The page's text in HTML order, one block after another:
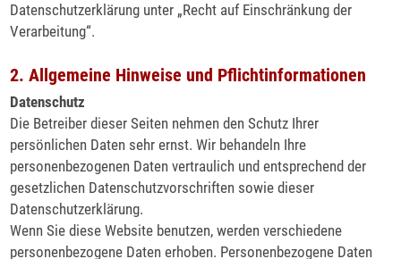
Datenschutzerklärung unter „Recht auf Einschränkung der
Verarbeitung“.
2. Allgemeine Hinweise und Pflichtinformationen
Datenschutz
Die Betreiber dieser Seiten nehmen den Schutz Ihrer
persönlichen Daten sehr ernst. Wir behandeln Ihre
personenbezogenen Daten vertraulich und entsprechend der
gesetzlichen Datenschutzvorschriften sowie dieser
Datenschutzerklärung.
Wenn Sie diese Website benutzen, werden verschiedene
personenbezogene Daten erhoben. Personenbezogene Daten